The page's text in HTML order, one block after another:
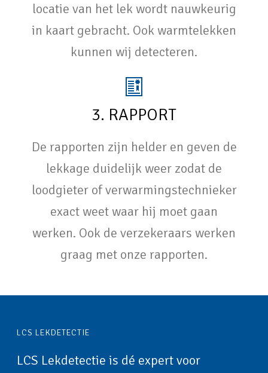
locatie van het lek wordt nauwkeurig
in kaart gebracht. Ook warmtelekken
kunnen wij detecteren.
3. RAPPORT
De rapporten zijn helder en geven de
lekkage duidelijk weer zodat de
loodgieter of verwarmingstechnieker
exact weet waar hij moet gaan
werken. Ook de verzekeraars werken
graag met onze rapporten.
LCS LEKDETECTIE
LCS Lekdetectie is dé expert voor